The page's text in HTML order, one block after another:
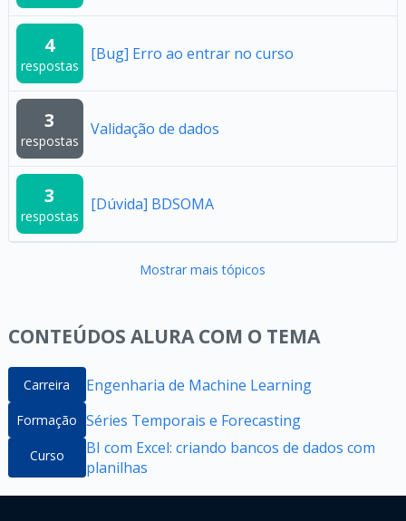
4
respostas
[Bug] Erro ao entrar no curso
3
respostas
Validação de dados
3
respostas
[Dúvida] BDSOMA
Mostrar mais tópicos
CONTEÚDOS ALURA COM O TEMA
Carreira Engenharia de Machine Learning
Formação Séries Temporais e Forecasting
Curso
BI com Excel: criando bancos de dados com
planilhas